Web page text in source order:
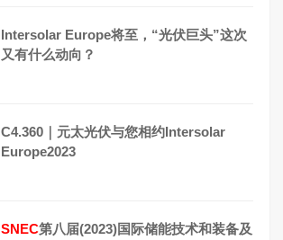
Intersolar Europe将至，“光伏巨头”这次
又有什么动向？
C4.360｜元太光伏与您相约Intersolar
Europe2023
SNEC第八届(2023)国际储能技术和装备及